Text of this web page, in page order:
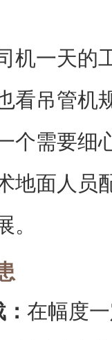
机一天的
看吊管机
个需要细
地面人员
。
在幅度